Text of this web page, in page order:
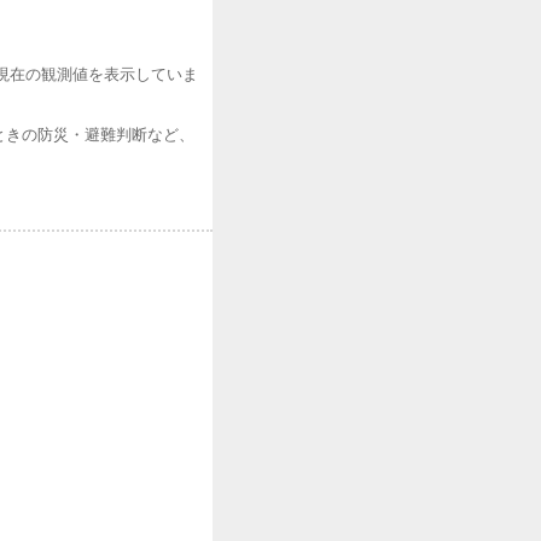
在の観測値を表示していま
の防災・避難判断など、